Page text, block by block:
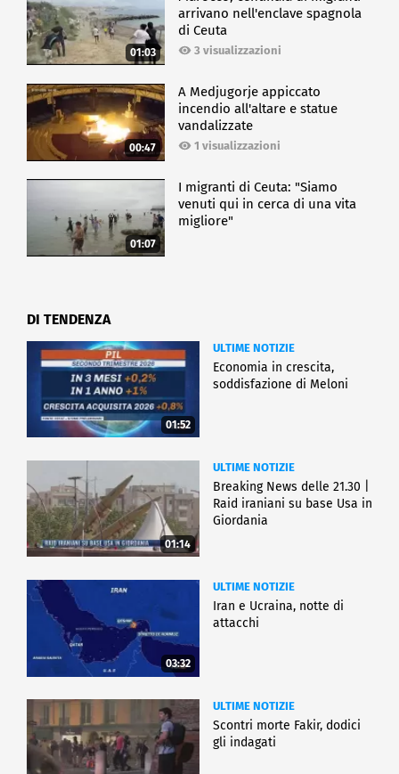
01:03
arrivano nell'enclave spagnola
di Ceuta
3 visualizzazioni
00:47
A Medjugorje appiccato
incendio all'altare e statue
vandalizzate
1 visualizzazioni
01:07
I migranti di Ceuta: "Siamo
venuti qui in cerca di una vita
migliore"
DI TENDENZA
01:52
ULTIME NOTIZIE
Economia in crescita,
soddisfazione di Meloni
01:14
ULTIME NOTIZIE
Breaking News delle 21.30 |
Raid iraniani su base Usa in
Giordania
03:32
ULTIME NOTIZIE
Iran e Ucraina, notte di
attacchi
ULTIME NOTIZIE
Scontri morte Fakir, dodici
gli indagati